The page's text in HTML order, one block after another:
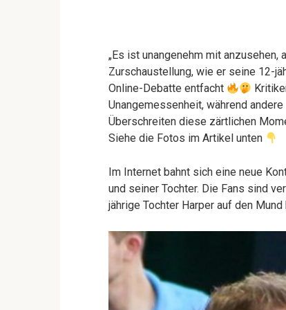
„Es ist unangenehm mit anzusehen,
Zurschaustellung, wie er seine 12-
Online-Debatte entfacht
Unangemessenheit, während
Überschreiten diese zärtlichen
Siehe die Fotos im Artikel unten
Im Internet bahnt sich eine neue
und seiner Tochter. Die Fans sind
jährige Tochter Harper auf den Mund